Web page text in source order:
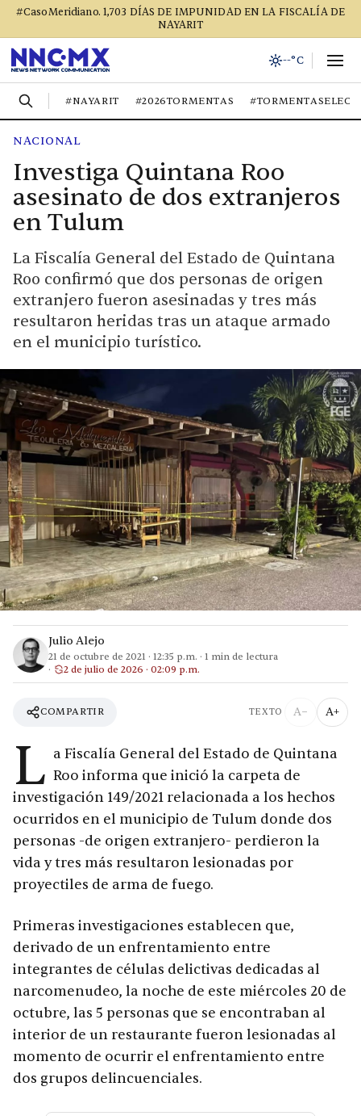
#CasoMeridiano. 1,703 DÍAS DE IMPUNIDAD EN LA FISCALÍA DE
NAYARIT
--°C
#NAYARIT #2026TORMENTAS
NACIONAL
Investiga Quintana Roo
asesinato de dos extranjeros
en Tulum
La Fiscalía General del Estado de Quintana
Roo confirmó que dos personas de origen
extranjero fueron asesinadas y tres más
resultaron heridas tras un ataque armado
en el municipio turístico.
Julio Alejo
21 de octubre de 2021 · 12:35 p.m. · 1 min de lectura
2 de julio de 2026 · 02:09 p.m.
COMPARTIR TEXTO A− A+
L a Fiscalía General del Estado de Quintana
Roo informa que inició la carpeta de
investigación 149/2021 relacionada a los hechos
ocurridos en el municipio de Tulum donde dos
personas -de origen extranjero- perdieron la
vida y tres más resultaron lesionadas por
proyectiles de arma de fuego.
Primeras investigaciones establecen que,
derivado de un enfrentamiento entre
integrantes de células delictivas dedicadas al
narcomenudeo, la noche de este miércoles 20 de
octubre, las 5 personas que se encontraban al
interior de un restaurante fueron lesionadas al
momento de ocurrir el enfrentamiento entre
dos grupos delincuenciales.